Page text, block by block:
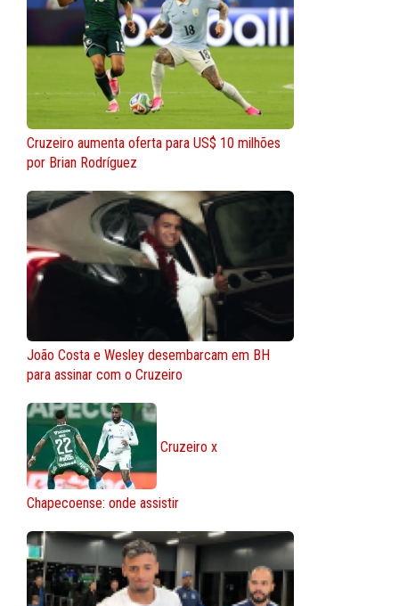
Cruzeiro aumenta oferta para US$ 10 milhões
por Brian Rodríguez
João Costa e Wesley desembarcam em BH
para assinar com o Cruzeiro
Cruzeiro x
Chapecoense: onde assistir